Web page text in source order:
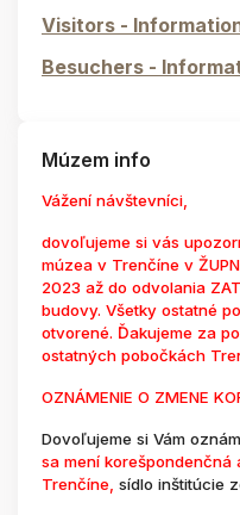
Visitors -
Besuchers -
Múzem info
Vážení návštevníci,
dovoľujeme si vás
múzea v Trenčíne v
2023 až do odvolania
budovy. Všetky ostatné
otvorené. Ďakujeme za
ostatných pobočkách
OZNÁMENIE O ZMENE
Dovoľujeme si Vám
sa mení
Trenčíne, sídlo inštitúcie